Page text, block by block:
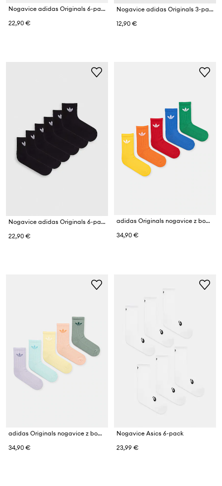
Nogavice adidas Originals 6-pack
22,90 €
Nogavice adidas Originals 3-pack
12,90 €
Nogavice adidas Originals 6-pack
22,90 €
adidas Originals nogavice z bombažem paket 10 kosov
34,90 €
adidas Originals nogavice z bombažem
34,90 €
Nogavice Asics 6-pack
23,99 €